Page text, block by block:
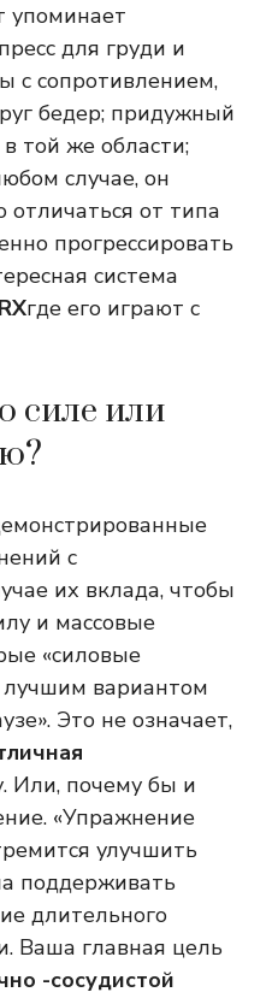
упоминает
для груди и
с сопротивлением,
бедер; придужный
той же области;
случае, он
отличаться от типа
прогрессировать
система
где его играют с
силе или
с
их вклада, чтобы
и массовые
«силовые
лучшим вариантом
Это не означает,
Или, почему бы и
«Упражнение
улучшить
поддерживать
длительного
Ваша главная цель
-сосудистой